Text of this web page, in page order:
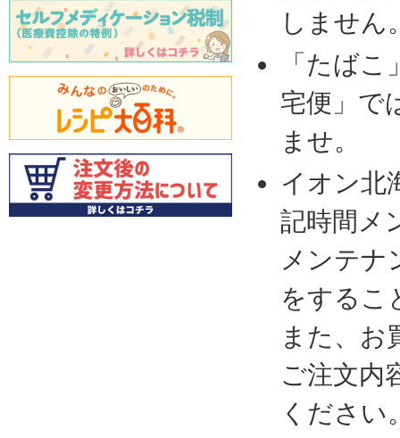
しません
「たば
宅便」で
ませ。
イオン北
記時間メ
メンテナ
をするこ
また、お
ご注文内
ください